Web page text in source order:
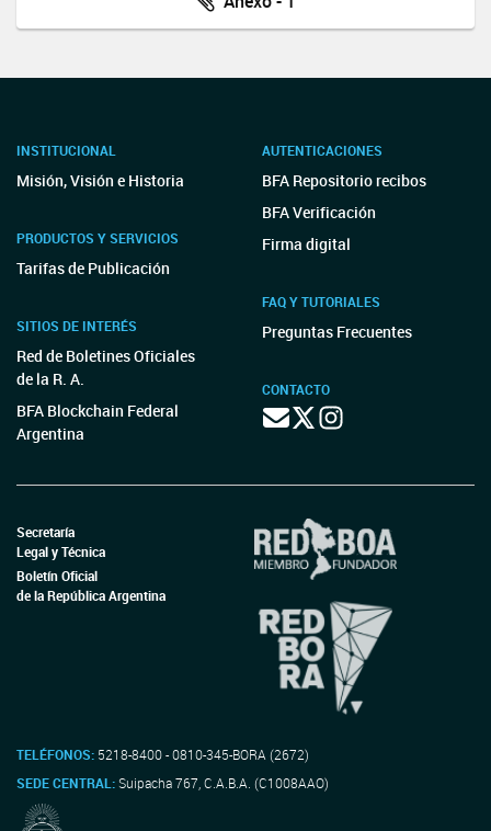
INSTITUCIONAL
Misión, Visión e Historia
PRODUCTOS Y SERVICIOS
Tarifas de Publicación
SITIOS DE INTERÉS
Red de Boletines Oficiales
de la R. A.
BFA Blockchain Federal
Argentina
AUTENTICACIONES
BFA Repositorio recibos
BFA Verificación
Firma digital
FAQ Y TUTORIALES
Preguntas Frecuentes
CONTACTO
Secretaría
Legal y Técnica
Boletín Oficial
de la República Argentina
TELÉFONOS: 5218-8400 - 0810-345-BORA (2672)
SEDE CENTRAL:Suipacha 767, C.A.B.A. (C1008AAO)